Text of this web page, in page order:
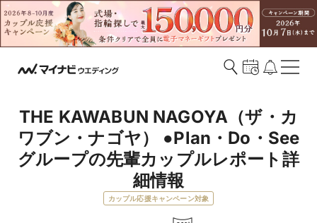
THE KAWABUN NAGOYA（ザ・カ
ワブン・ナゴヤ） ●Plan・Do・See
グループの先輩カップルレポート詳
細情報
カップル応援キャンペーン対象